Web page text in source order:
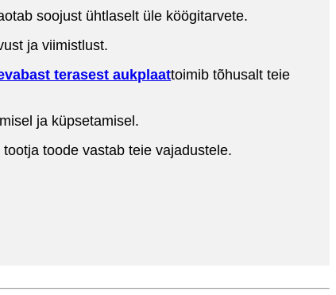
soojust ühtlaselt üle köögitarvete.
ja viimistlust.
terasest aukplaattoimib tõhusalt teie
ja küpsetamisel.
toode vastab teie vajadustele.